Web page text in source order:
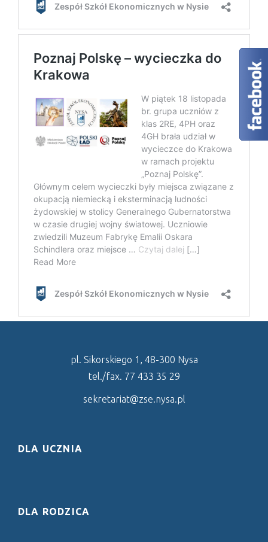
pl. Sikorskiego 1, 48-300 Nysa
tel./fax. 77 433 35 29
sekretariat@zse.nysa.pl
DLA UCZNIA
DLA RODZICA